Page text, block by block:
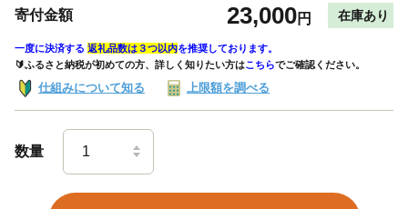
寄付金額 23,000円 在庫あり
一度に決済する 返礼品数は３つ以内を推奨しております。
🔰ふるさと納税が初めての方、詳しく知りたい方はこちらでご確認ください。
仕組みについて知る 上限額を調べる
数量